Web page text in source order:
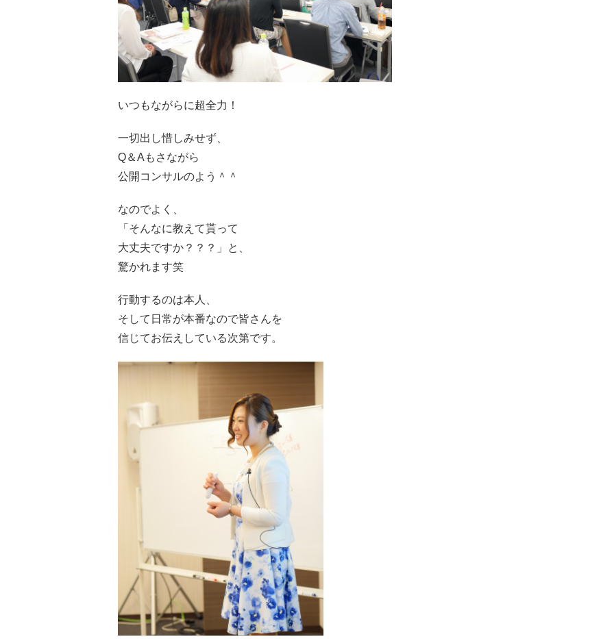
いつもながらに超全力！
一切出し惜しみせず、
Q＆Aもさながら
公開コンサルのよう＾＾
なのでよく、
「​そんなに教えて貰って
大丈夫ですか？？？」と、
驚かれます笑
行動するのは本人、
そして日常が本番なので皆さんを
信じてお伝えしている次第です。